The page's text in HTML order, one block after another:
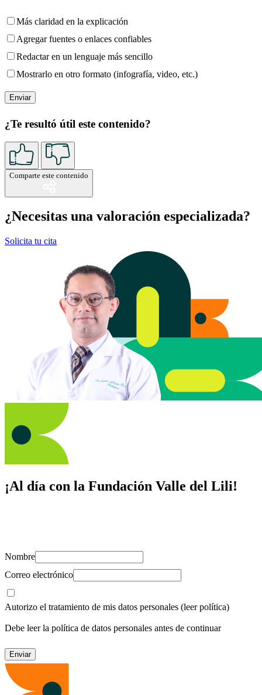
Más claridad en la explicación
Agregar fuentes o enlaces confiables
Redactar en un lenguaje más sencillo
Mostrarlo en otro formato (infografía, video, etc.)
¿Te resultó útil este contenido?
Comparte este contenido
¿Necesitas una valoración especializada?
Solicita tu cita
¡Al día con la Fundación Valle del Lili!
Nombre
Correo electrónico
Autorizo el tratamiento de mis datos personales (leer política)
Debe leer la política de datos personales antes de continuar